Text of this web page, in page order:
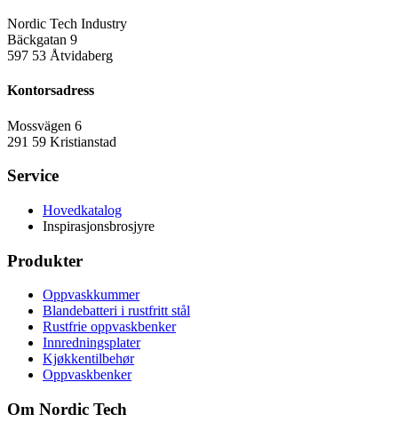
Nordic Tech Industry
Bäckgatan 9
597 53 Åtvidaberg
Kontorsadress
Mossvägen 6
291 59 Kristianstad
Service
Hovedkatalog
Inspirasjonsbrosjyre
Produkter
Oppvaskkummer
Blandebatteri i rustfritt stål
Rustfrie oppvaskbenker
Innredningsplater
Kjøkkentilbehør
Oppvaskbenker
Om Nordic Tech